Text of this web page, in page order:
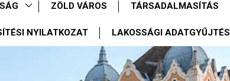
ZÖLD VÁROS TÁRSADALMASÍTÁS
NYILATKOZAT LAKOSSÁGI ADATGYŰJTÉS